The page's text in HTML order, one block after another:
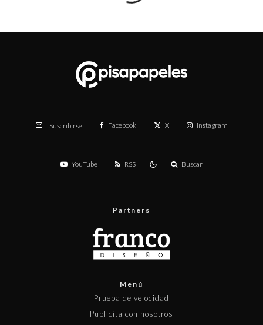
Suscribirse Facebook X Instagram
YouTube RSS Buscar
Partners
Menú
Prueba de velocidad
Publicita con nosotros